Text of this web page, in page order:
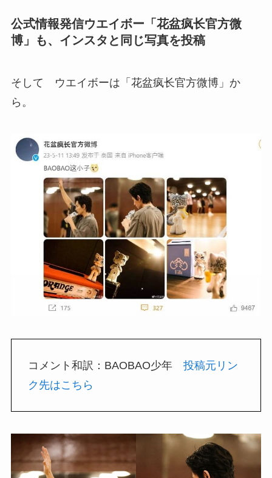
公式情報発信ウエイボー「花盆疯长官方微
博」も、インスタと同じ写真を投稿
そして ウエイボーは「花盆疯长官方微博」か
ら。
コメント和訳：BAOBAO少年 投稿元リン
ク先はこちら